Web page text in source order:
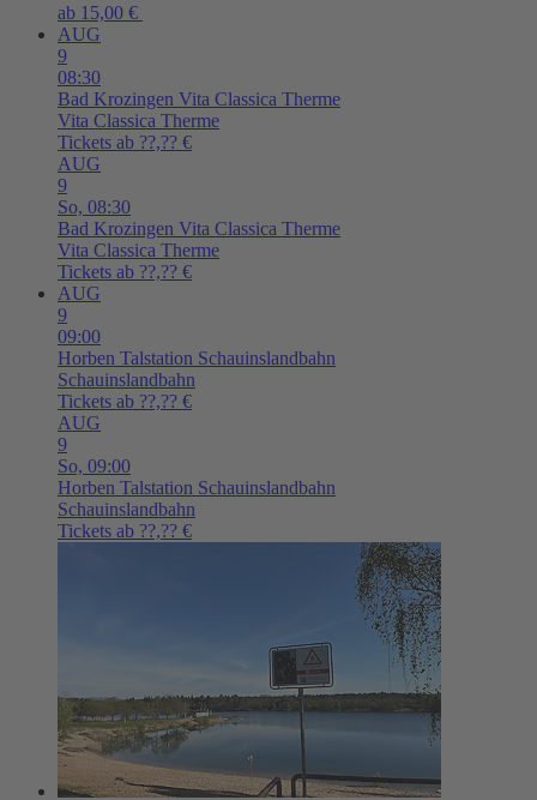
ab 15,00 €
AUG
9
08:30
Bad Krozingen Vita Classica Therme
Vita Classica Therme
Tickets ab ??,?? €
AUG
9
So, 08:30
Bad Krozingen Vita Classica Therme
Vita Classica Therme
Tickets ab ??,?? €
AUG
9
09:00
Horben Talstation Schauinslandbahn
Schauinslandbahn
Tickets ab ??,?? €
AUG
9
So, 09:00
Horben Talstation Schauinslandbahn
Schauinslandbahn
Tickets ab ??,?? €